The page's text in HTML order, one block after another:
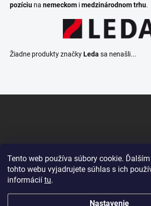
Tento web používa súbory cookie.
tohto webu vyjadrujete súhlas s ich
informácií tu.
Nastavenie
pozíciu na nemeckom imedzinárodnom trhu.
Žiadne produkty značkyLeda sa nenašli...
Krby Dunajská Streda